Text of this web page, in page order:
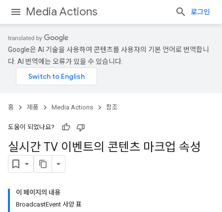
Media Actions 로그인
Google은 AI 기술을 사용하여 콘텐츠를 사용자의 기본 언어로 번역합니
다. AI 번역에는 오류가 있을 수 있습니다.
홈 제품 Media Actions 참조
도움이 되었나요?
실시간 TV 이벤트의 콘텐츠 마크업 속성
이 페이지의 내용
BroadcastEvent 사양 표